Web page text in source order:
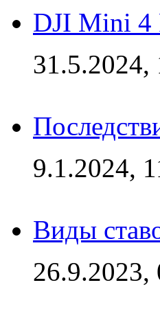
DJI Mini 4
31.5.2024,
9.1.2024,
Виды
26.9.2023,